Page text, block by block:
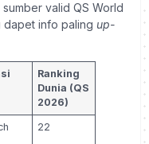
valid QS World
dapet info paling up-
Ranking
Dunia (QS
2026)
22